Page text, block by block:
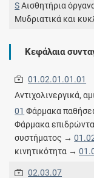
SΑισθητήρια
Μυδριατικά και
Κεφάλαια
01.02.01.01.01
Αντιχολινεργικά,
01 Φάρμακα
Φάρμακα επιδρώντα
συστήματος →
κινητικότητα →
02.03.07